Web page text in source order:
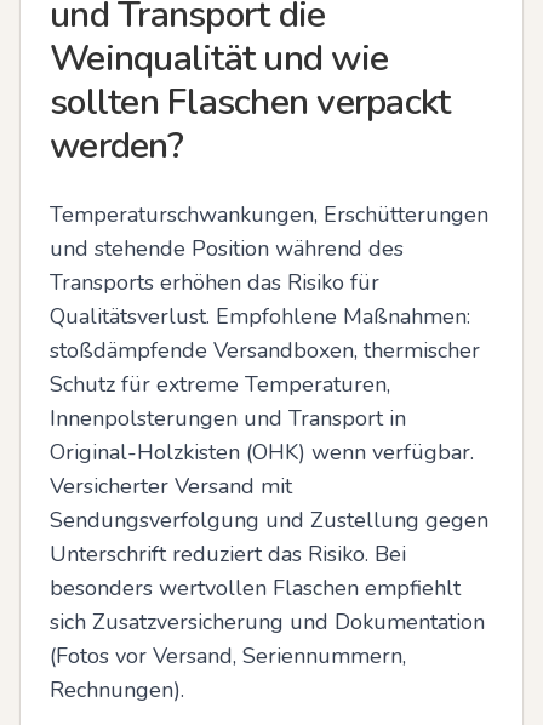
und Transport die
Weinqualität und wie
sollten Flaschen verpackt
werden?
Temperaturschwankungen, Erschütterungen
und stehende Position während des
Transports erhöhen das Risiko für
Qualitätsverlust. Empfohlene Maßnahmen:
stoßdämpfende Versandboxen, thermischer
Schutz für extreme Temperaturen,
Innenpolsterungen und Transport in
Original-Holzkisten (OHK) wenn verfügbar.
Versicherter Versand mit
Sendungsverfolgung und Zustellung gegen
Unterschrift reduziert das Risiko. Bei
besonders wertvollen Flaschen empfiehlt
sich Zusatzversicherung und Dokumentation
(Fotos vor Versand, Seriennummern,
Rechnungen).